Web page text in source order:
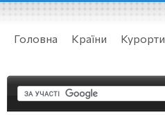
Головна Країни Курорти